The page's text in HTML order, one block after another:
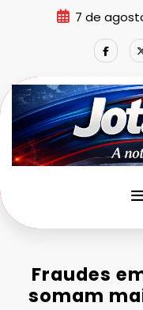
7 de
Fraudes
somam